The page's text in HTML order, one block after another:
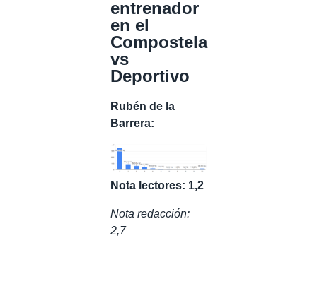
entrenador
en el
Compostela
vs
Deportivo
Rubén de la
Barrera:
Nota lectores: 1,2
Nota redacción:
2,7